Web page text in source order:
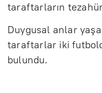
taraftarların
Duygusal anlar
taraftarlar iki
bulundu.